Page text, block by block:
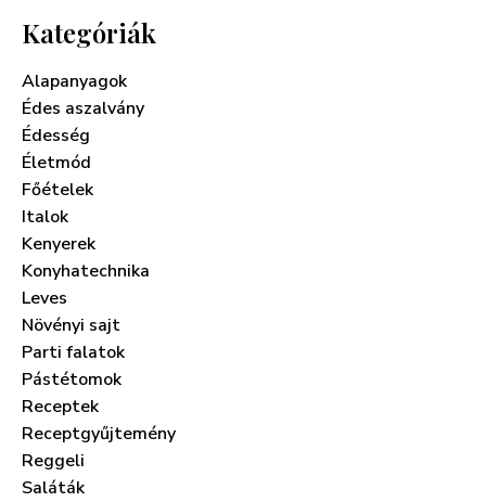
Kategóriák
Alapanyagok
Édes aszalvány
Édesség
Életmód
Főételek
Italok
Kenyerek
Konyhatechnika
Leves
Növényi sajt
Parti falatok
Pástétomok
Receptek
Receptgyűjtemény
Reggeli
Saláták